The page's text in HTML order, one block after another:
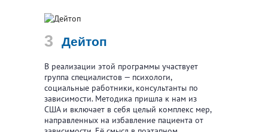
Дейтоп
В реализации этой программы участвует
группа специалистов — психологи,
социальные работники, консультанты по
зависимости. Методика пришла к нам из
США и включает в себя целый комплекс мер,
направленных на избавление пациента от